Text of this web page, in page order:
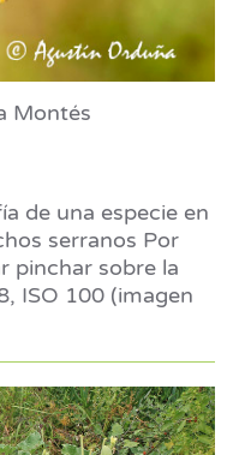
Montés
de una especie en
serranos Por
ISO 100 (imagen